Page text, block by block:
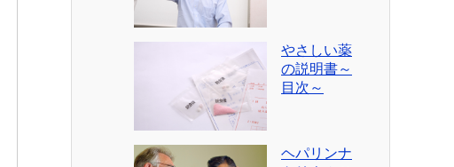
やさしい薬
の説明書～
目次～
ヘパリンナ